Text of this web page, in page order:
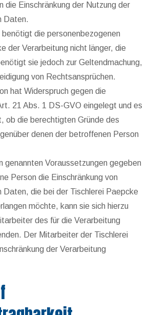
Einschränkung der Nutzung der
Daten.
die personenbezogenen
der Verarbeitung nicht länger, die
sie jedoch zur Geltendmachung,
von Rechtsansprüchen.
hat Widerspruch gegen die
21 Abs. 1 DS-GVO eingelegt und es
ob die berechtigten Gründe des
denen der betroffenen Person
genannten Voraussetzungen gegeben
Person die Einschränkung von
Daten, die bei der Tischlerei Paepcke
möchte, kann sie sich hierzu
des für die Verarbeitung
Der Mitarbeiter der Tischlerei
der Verarbeitung